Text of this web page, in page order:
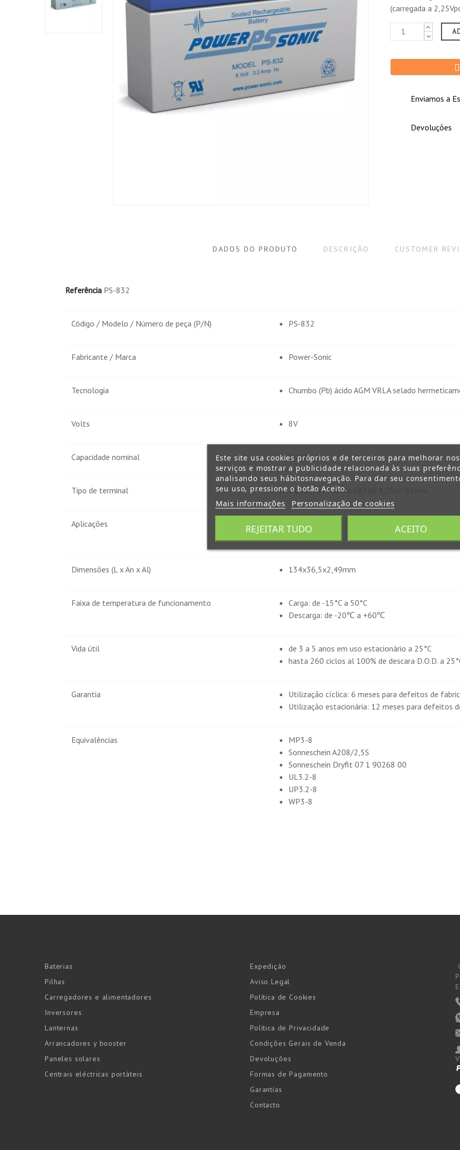
(carregada a
Enviamos a
Devoluções
DADOS DO PRODUTO DESCRIÇÃO CUSTOMER
Referência PS-832
Código / Modelo / Número de peça (P/N) PS-832
Fabricante / Marca Power-Sonic
Tecnologia Chumbo (Pb) ácido AGM VRLA selado
Volts 8V
Capacidade nominal 3,2Ah
Tipo de terminal F1 Faston Tab No.187 de 4,75x0,81mm
Aplicações
Cíclicas leves
Dimensões (L x An x Al) 134x36,5x2,49mm
Faixa de temperatura de funcionamento
Carga: de -15°C a 50°C
Descarga: de -20℃ a +60℃
Vida útil
de 3 a 5 anos em uso estacionário a 25°C
hasta 260 ciclos al 100% de descara D.O.D. a
Garantia
Utilização cíclica: 6 meses para defeitos de
Utilização estacionária: 12 meses para defeitos
Equivalências
MP3-8
Sonneschein A208/2,5S
Sonneschein Dryfit 07 1 90268 00
UL3.2-8
UP3.2-8
WP3-8
Josep Mª M.
Publicado el 1/29/26, 6:13 PM (Fecha del pedido : 12/10/2025)
De momento no ha sido usada, está como recambio y no he tenido que usarla todavia
Comprador Verificado
Publicado el 11/7/24, 8:52 PM
Perfecto. Rapido, a tiempo, buen estado. gracias
Baterias
Pilhas
Carregadores e alimentadores
Inversores
Lanternas
Arrancadores y booster
Paneles solares
Centrais eléctricas portáteis
Expedição
Aviso Legal
Política de Cookies
Empresa
Política de Privacidade
Condições Gerais de Venda
Devoluções
Formas de Pagamento
Garantías
Contacto
Este site usa cookies próprios e de terceiros para melhorar
serviços e mostrar a publicidade relacionada às suas
analisando seus hábitosnavegação. Para dar seu
seu uso, pressione o botão Aceito.
Mais informações Personalização de cookies
REJEITAR TUDO ACEITO